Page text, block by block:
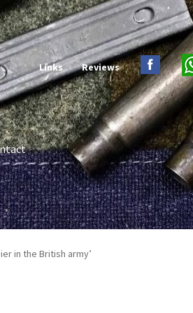
Links Reviews
in the British army’